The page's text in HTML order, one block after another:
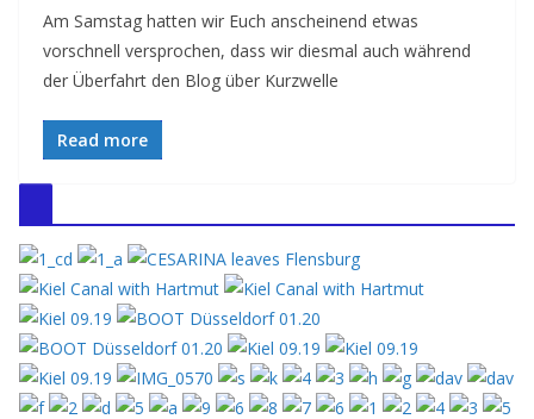
Am Samstag hatten wir Euch anscheinend etwas
vorschnell versprochen, dass wir diesmal auch während
der Überfahrt den Blog über Kurzwelle
Read more